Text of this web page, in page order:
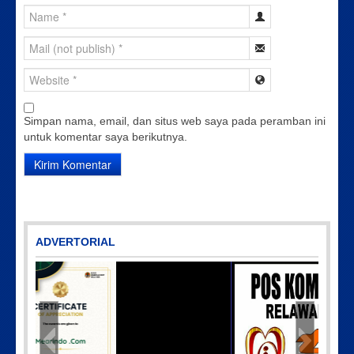
Simpan nama, email, dan situs web saya pada peramban ini
untuk komentar saya berikutnya.
ADVERTORIAL